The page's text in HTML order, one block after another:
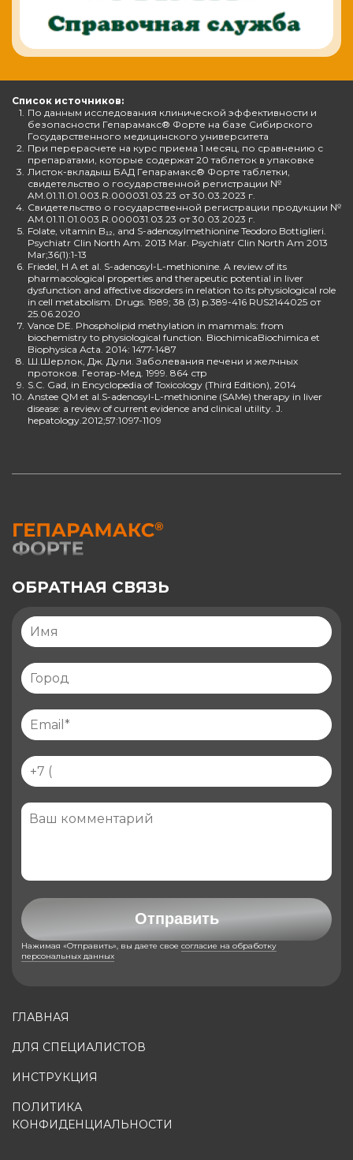
Список источников:
1. По данным исследования клинической эффективности и
безопасности Гепарамакс® Форте на базе Сибирского
Государственного медицинского университета
2. При перерасчете на курс приема 1 месяц, по сравнению с
препаратами, которые содержат 20 таблеток в упаковке
3. Листок-вкладыш БАД Гепарамакс® Форте таблетки,
свидетельство о государственной регистрации №
AM.01.11.01.003.R.000031.03.23 от 30.03.2023 г.
4. Свидетельство о государственной регистрации продукции №
AM.01.11.01.003.R.000031.03.23 от 30.03.2023 г.
5. Folate, vitamin B₁₂, and S-adenosylmethionine Teodoro Bottiglieri.
Psychiatr Clin North Am. 2013 Mar. Psychiatr Clin North Am 2013
Mar;36(1):1-13
6. Friedel, H A et al. S-adenosyl-L-methionine. A review of its
pharmacological properties and therapeutic potential in liver
dysfunction and affective disorders in relation to its physiological role
in cell metabolism. Drugs. 1989; 38 (3) p.389-416 RUS2144025 от
25.06.2020
7. Vance DE. Phospholipid methylation in mammals: from
biochemistry to physiological function. BiochimicaBiochimica et
Biophysica Acta. 2014: 1477-1487
8. Ш.Шерлок, Дж. Дули. Заболевания печени и желчных
протоков. Геотар-Мед. 1999. 864 стр
9. S.C. Gad, in Encyclopedia of Toxicology (Third Edition), 2014
10. Anstee QM et al.S-adenosyl-L-methionine (SAMe) therapy in liver
disease: a review of current evidence and clinical utility. J.
hepatology.2012;57:1097-1109
ГЛАВНАЯ
ДЛЯ СПЕЦИАЛИСТОВ
ИНСТРУКЦИЯ
ПОЛИТИКА
КОНФИДЕНЦИАЛЬНОСТИ
ОБРАТНАЯ СВЯЗЬ
Отправить
Нажимая «Отправить», вы даете свое согласие на обработку
персональных данных